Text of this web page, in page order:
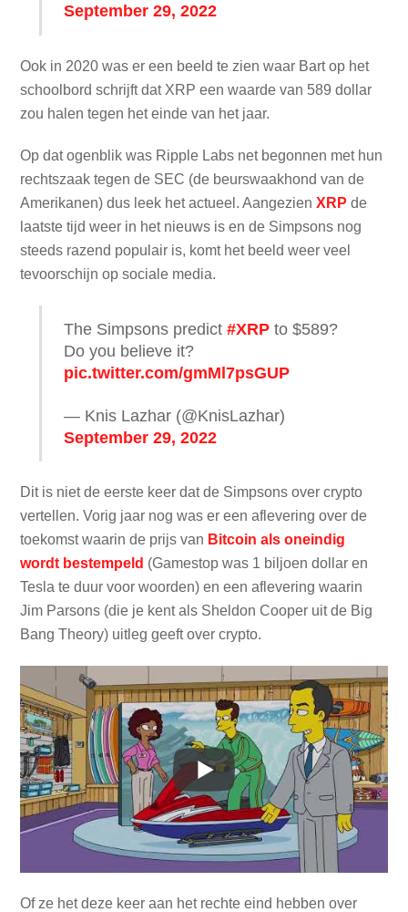
September 29, 2022
Ook in 2020 was er een beeld te zien waar Bart op het
schoolbord schrijft dat XRP een waarde van 589 dollar
zou halen tegen het einde van het jaar.
Op dat ogenblik was Ripple Labs net begonnen met hun
rechtszaak tegen de SEC (de beurswaakhond van de
Amerikanen) dus leek het actueel. AangezienXRP de
laatste tijd weer in het nieuws is en de Simpsons nog
steeds razend populair is, komt het beeld weer veel
tevoorschijn op sociale media.
The Simpsons predict#XRP to $589?
Do you believe it?
pic.twitter.com/gmMl7psGUP
— Knis Lazhar (@KnisLazhar)
September 29, 2022
Dit is niet de eerste keer dat de Simpsons over crypto
vertellen. Vorig jaar nog was er een aflevering over de
toekomst waarin de prijs van Bitcoin als oneindig
wordt bestempeld (Gamestop was 1 biljoen dollar en
Tesla te duur voor woorden) en een aflevering waarin
Jim Parsons (die je kent als Sheldon Cooper uit de Big
Bang Theory) uitleg geeft over crypto.
Of ze het deze keer aan het rechte eind hebben over